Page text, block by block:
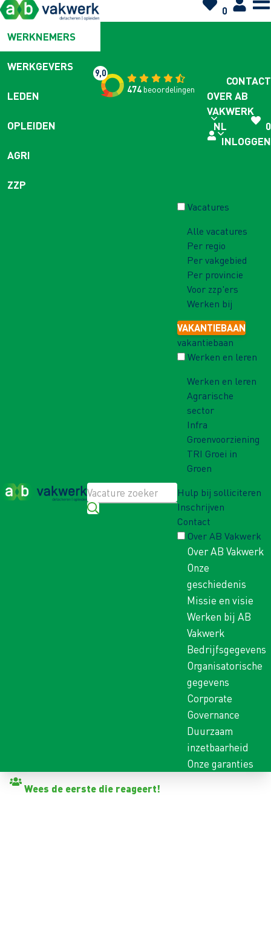
0
WERKNEMERS
WERKGEVERS
LEDEN
OPLEIDEN
AGRI
ZZP
9,0
474beoordelingen
CONTACT
OVER AB
VAKWERK
NL
0
INLOGGEN
Vacatures
Alle vacatures
Per regio
Per vakgebied
Per provincie
Voor zzp'ers
Werken bij
VAKANTIEBAAN
vakantiebaan
Werken en leren
Werken en leren
Agrarische
sector
Infra
Groenvoorziening
TRI Groei in
Groen
Hulp bij solliciteren
Inschrijven
Contact
Over AB Vakwerk
Over AB Vakwerk
Onze
geschiedenis
Missie en visie
Werken bij AB
Vakwerk
Bedrijfsgegevens
Organisatorische
gegevens
Corporate
Governance
Duurzaam
inzetbaarheid
Onze garanties
Wees de eerste die reageert!